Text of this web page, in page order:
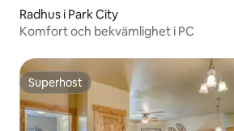
Radhus i Park City
Komfort och bekvämlighet i PC
Superhost
Superhost